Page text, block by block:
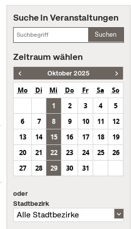
Suche in Veranstaltungen
Suchen
Zeitraum wählen
Oktober 2025
Mo Di Mi Do Fr Sa
So
1
2 3 4
5
6
7 8 9 10 11
12
13
14 15 16 17 18
19
20
21 22 23 24 25
26
27
28 29 30 31
oder
Stadtbezirk